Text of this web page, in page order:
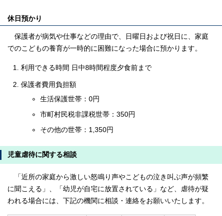
休日預かり
保護者が病気や仕事などの理由で、日曜日および祝日に、家庭
でのこどもの養育が一時的に困難になった場合に預かります。
利用できる時間 日中8時間程度夕食前まで
保護者費用負担額
生活保護世帯：0円
市町村民税非課税世帯：350円
その他の世帯：1,350円
児童虐待に関する相談
「近所の家庭から激しい怒鳴り声やこどもの泣き叫ぶ声が頻繁
に聞こえる」、「幼児が自宅に放置されている」など、虐待が疑
われる場合には、下記の機関に相談・連絡をお願いいたします。